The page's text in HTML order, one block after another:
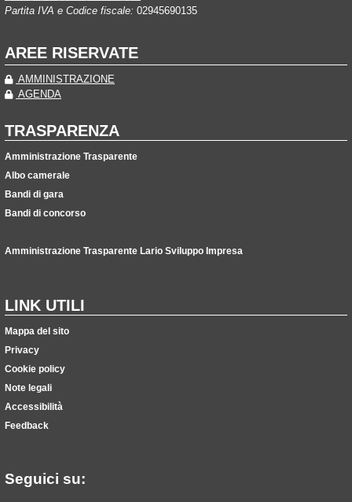
Partita IVA e Codice fiscale: 02945690135
AREE RISERVATE
AMMINISTRAZIONE
AGENDA
TRASPARENZA
Amministrazione Trasparente
Albo camerale
Bandi di gara
Bandi di concorso
Amministrazione Trasparente Lario Sviluppo Impresa
LINK UTILI
Mappa del sito
Privacy
Cookie policy
Note legali
Accessibilità
Feedback
Seguici su: